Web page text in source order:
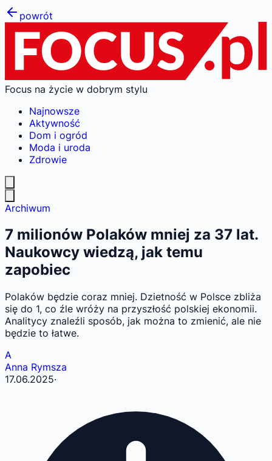
powrót
Focus na życie w dobrym stylu
Najnowsze
Aktywność
Dom i ogród
Moda i uroda
Zdrowie
Archiwum
7 milionów Polaków mniej za 37 lat.
Naukowcy wiedzą, jak temu
zapobiec
Polaków będzie coraz mniej. Dzietność w Polsce zbliża
się do 1, co źle wróży na przyszłość polskiej ekonomii.
Analitycy znaleźli sposób, jak można to zmienić, ale nie
będzie to łatwe.
A
Anna Rymsza
17.06.2025·